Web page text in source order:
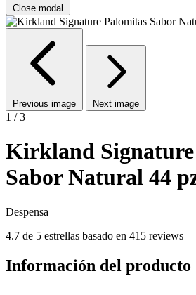
Close modal
Previous image Next image
1 / 3
Kirkland
Sabor Natural 44
Despensa
4.7 de 5 estrellas basado en 415 reviews
Información del producto